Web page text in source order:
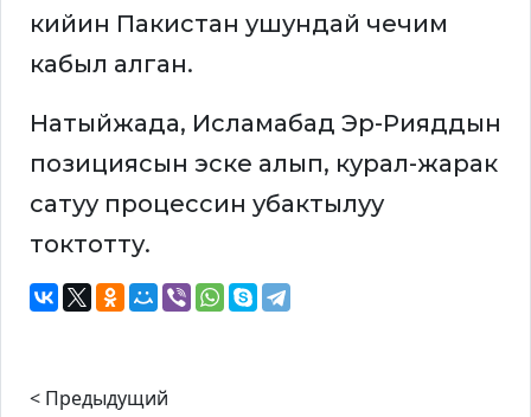
кийин Пакистан ушундай чечим
кабыл алган.
Натыйжада, Исламабад Эр-Рияддын
позициясын эске алып, курал-жарак
сатуу процессин убактылуу
токтотту.
< Предыдущий